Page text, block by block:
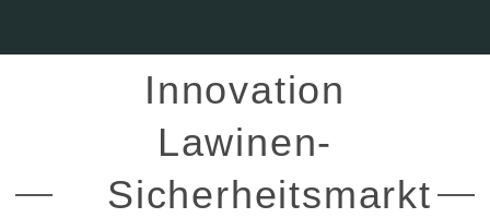
Innovation
Lawinen-
Sicherheitsmarkt